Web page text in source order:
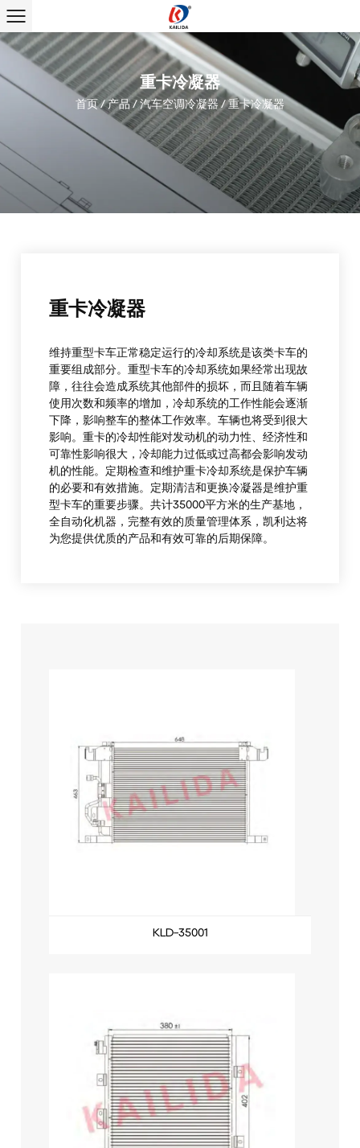
重卡冷凝器
首页/产品/ 汽车空调冷凝器 /重卡冷凝器
重卡冷凝器
维持重型卡车正常稳定运行的冷却系统是该类卡车的
重要组成部分。重型卡车的冷却系统如果经常出现故
障，往往会造成系统其他部件的损坏，而且随着车辆
使用次数和频率的增加，冷却系统的工作性能会逐渐
下降，影响整车的整体工作效率。车辆也将受到很大
影响。重卡的冷却性能对发动机的动力性、经济性和
可靠性影响很大，冷却能力过低或过高都会影响发动
机的性能。定期检查和维护重卡冷却系统是保护车辆
的必要和有效措施。定期清洁和更换冷凝器是维护重
型卡车的重要步骤。共计35000平方米的生产基地，
全自动化机器，完整有效的质量管理体系，凯利达将
为您提供优质的产品和有效可靠的后期保障。
KLD-35001